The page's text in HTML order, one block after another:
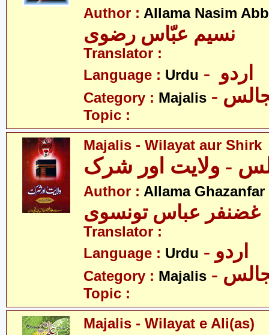
Author : Allama Nasim
نسیم عبّاس رضوی
Translator :
Language : Urdu
Category : Majalis
Topic :
Majalis - Wilayat aur Shirk
- ولایت اور شرک
Author : Allama
غضنفر عباس تونسوی
Translator :
Language : Urdu - اردو
Category : Majalis
Topic :
Majalis - Wilayat e Ali(as)